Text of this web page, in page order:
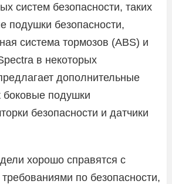
систем безопасности, таких
подушки безопасности,
система тормозов (ABS) и
в некоторых
дополнительные
боковые подушки
безопасности и датчики
хорошо справятся с
по безопасности,